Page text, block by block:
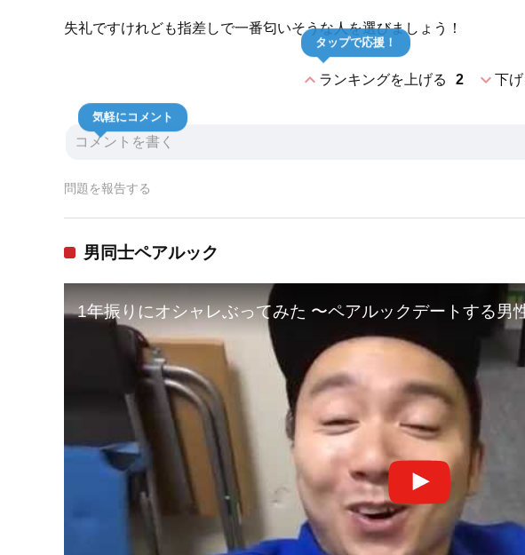
失礼ですけれども指差しで一番匂いそうな人を選びましょう！
expand_lessランキングを上げる 2
タップで応援！
expand_more下げ
気軽にコメント
問題を報告する
男同士ペアルック
1年振りにオシャレぶってみた 〜ペアルックデートする男